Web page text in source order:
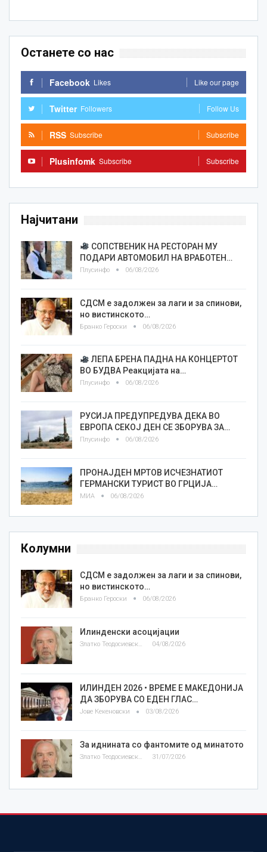
Останете со нас
Facebook Likes Like our page
Twitter Followers Follow Us
RSS Subscribe Subscribe
Plusinfomk Subscribe Subscribe
Најчитани
СОПСТВЕНИК НА РЕСТОРАН МУ
ПОДАРИ АВТОМОБИЛ НА ВРАБОТЕН…
Плусинфо 06/08/2026
СДСМ е задолжен за лаги и за спинови,
но вистинското…
Бранко Героски 06/08/2026
ЛЕПА БРЕНА ПАДНА НА КОНЦЕРТОТ
ВО БУДВА Реакцијата на…
Плусинфо 06/08/2026
РУСИЈА ПРЕДУПРЕДУВА ДЕКА ВО
ЕВРОПА СЕКОЈ ДЕН СЕ ЗБОРУВА ЗА…
Плусинфо 06/08/2026
ПРОНАЈДЕН МРТОВ ИСЧЕЗНАТИОТ
ГЕРМАНСКИ ТУРИСТ ВО ГРЦИЈА…
МИА 06/08/2026
Колумни
СДСМ е задолжен за лаги и за спинови,
но вистинското…
Бранко Героски 06/08/2026
Илинденски асоцијации
Златко Теодосиевски 04/08/2026
ИЛИНДЕН 2026 • ВРЕМЕ Е МАКЕДОНИЈА
ДА ЗБОРУВА СО ЕДЕН ГЛАС…
Јове Кекеновски 03/08/2026
За иднината со фантомите од минатото
Златко Теодосиевски 31/07/2026